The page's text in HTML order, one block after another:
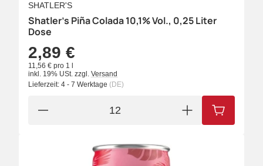
SHATLER'S
Shatler's Piña Colada 10,1% Vol., 0,25 Liter
Dose
2,89 €
11,56 € pro 1 l
inkl. 19% USt. zzgl. Versand
Lieferzeit: 4 - 7 Werktage (DE)
IN DEN